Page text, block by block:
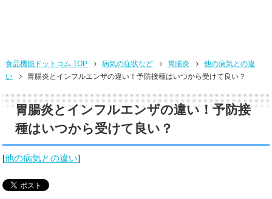
食品機能ドットコム TOP 病気の症状など 胃腸炎
他の病気との違
い
胃腸炎とインフルエンザの違い！予防接種はいつから受けて良い？
胃腸炎とインフルエンザの違い！予防接
種はいつから受けて良い？
[他の病気との違い]